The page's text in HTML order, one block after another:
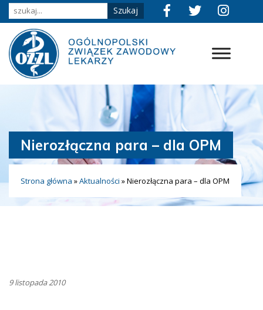
Nierozłączna para – dla OPM
Strona główna »Aktualności »Nierozłączna para – dla OPM
9 listopada 2010